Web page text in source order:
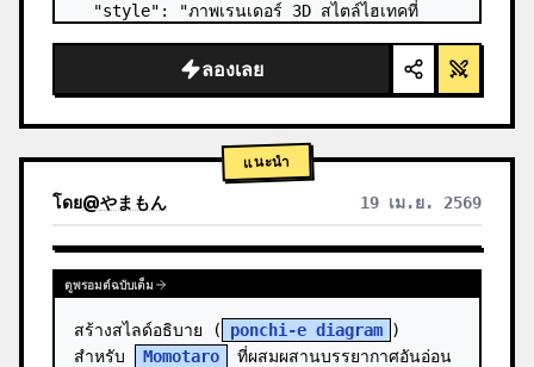
  "style": "ภาพเรนเดอร์ 3D สไตล์ไฮเทคที่
  "background": "
ไล่เฉดสีม่วงและน้ำเงิน
อ่อน ",
ลองเลย
แนะนำ
โดย@やまもん 19 เม.ย. 2569
ดูผลลัพธ์จากโมเดลอื่น
ดูพรอมต์ฉบับเต็ม
สร้างสไลด์อธิบาย ( ponchi-e diagram )
สำหรับ
Momotaro
ที่ผสมผสานบรรยากาศอันอ่อน